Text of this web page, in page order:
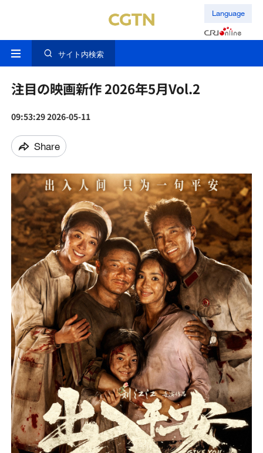
Language
サイト内検索
注目の映画新作 2026年5月Vol.2
09:53:29 2026-05-11
Share